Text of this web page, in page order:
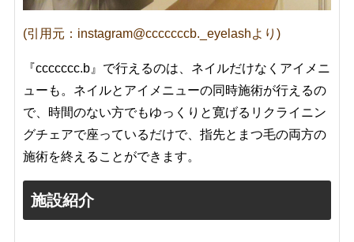
(引用元：instagram@cccccccb._eyelashより)
『ccccccc.b』で行えるのは、ネイルだけなくアイメニ
ューも。ネイルとアイメニューの同時施術が行えるの
で、時間のない方でもゆっくりと寛げるリクライニン
グチェアで座っているだけで、指先とまつ毛の両方の
施術を終えることができます。
施設紹介